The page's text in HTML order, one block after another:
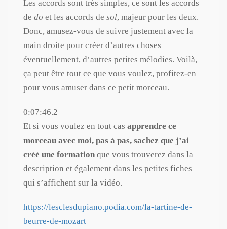
Les accords sont très simples, ce sont les accords
de do et les accords de sol, majeur pour les deux.
Donc, amusez-vous de suivre justement avec la
main droite pour créer d’autres choses
éventuellement, d’autres petites mélodies. Voilà,
ça peut être tout ce que vous voulez, profitez-en
pour vous amuser dans ce petit morceau.
0:07:46.2
Et si vous voulez en tout cas apprendre ce
morceau avec moi, pas à pas, sachez que j’ai
créé une formation que vous trouverez dans la
description et également dans les petites fiches
qui s’affichent sur la vidéo.
https://lesclesdupiano.podia.com/la-tartine-de-
beurre-de-mozart